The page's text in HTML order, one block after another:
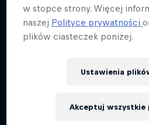
w stopce strony. Więcej
naszej Polityce prywatności
plików ciasteczek poniżej.
Ustawienia
Akceptuj wszystkie